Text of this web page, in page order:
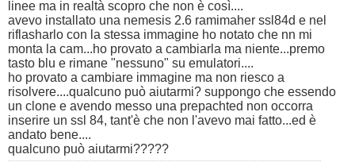
linee ma in realtà scopro che non è così....
avevo installato una nemesis 2.6 ramimaher ssl84d e nel
riflasharlo con la stessa immagine ho notato che nn mi
monta la cam...ho provato a cambiarla ma niente...premo
tasto blu e rimane "nessuno" su emulatori....
ho provato a cambiare immagine ma non riesco a
risolvere....qualcuno può aiutarmi? suppongo che essendo
un clone e avendo messo una prepachted non occorra
inserire un ssl 84, tant'è che non l'avevo mai fatto...ed è
andato bene....
qualcuno può aiutarmi?????